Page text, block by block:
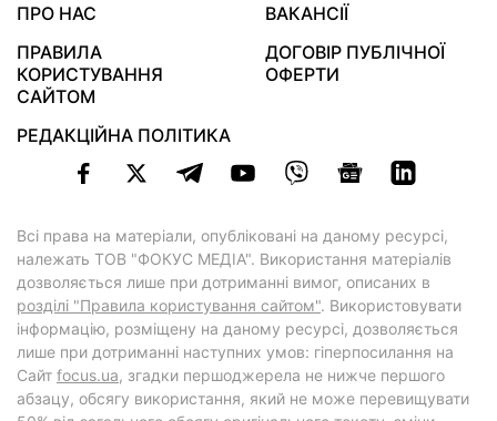
ПРО НАС
ВАКАНСІЇ
ПРАВИЛА
КОРИСТУВАННЯ
САЙТОМ
ДОГОВІР ПУБЛІЧНОЇ
ОФЕРТИ
РЕДАКЦІЙНА ПОЛІТИКА
Всі права на матеріали, опубліковані на даному ресурсі,
належать ТОВ "ФОКУС МЕДІА". Використання матеріалів
дозволяється лише при дотриманні вимог, описаних в
розділі "Правила користування сайтом". Використовувати
інформацію, розміщену на даному ресурсі, дозволяється
лише при дотриманні наступних умов: гіперпосилання на
Cайт focus.ua, згадки першоджерела не нижче першого
абзацу, обсягу використання, який не може перевищувати